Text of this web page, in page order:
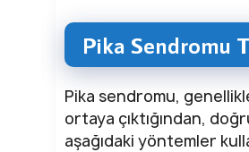
Pika Sendromu
Pika sendromu,
ortaya çıktığından,
aşağıdaki yöntemler